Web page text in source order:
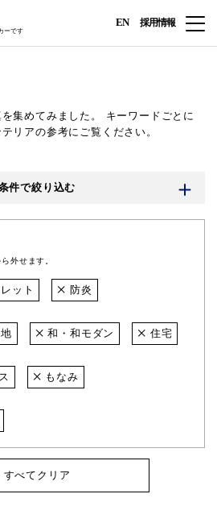
ーです
EN 採用情報
集めてみました。
キーワードごとに
リアの参考にご覧ください。
件で絞り込む
外せます。
ット 防炎
和・和モダン 住宅
もなみ
すべてクリア